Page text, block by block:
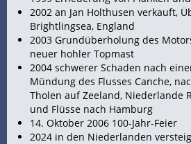
2002 an Jan Holthusen verkauft,
Brightlingsea, England
2003 Grundüberholung des
neuer hohler Topmast
2004 schwerer Schaden nach
Mündung des Flusses Canche,
Tholen auf Zeeland, Niederlande
und Flüsse nach Hamburg
14. Oktober 2006 100-Jahr-Feier
2024 in den Niederlanden